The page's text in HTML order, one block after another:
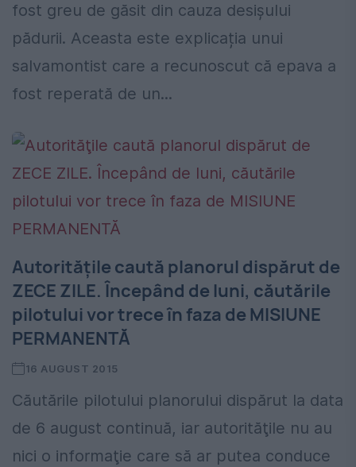
fost greu de găsit din cauza desișului
pădurii. Aceasta este explicația unui
salvamontist care a recunoscut că epava a
fost reperată de un...
Autorităţile caută planorul dispărut de
ZECE ZILE. Începând de luni, căutările
pilotului vor trece în faza de MISIUNE
PERMANENTĂ
16 AUGUST 2015
Căutările pilotului planorului dispărut la data
de 6 august continuă, iar autorităţile nu au
nici o informaţie care să ar putea conduce